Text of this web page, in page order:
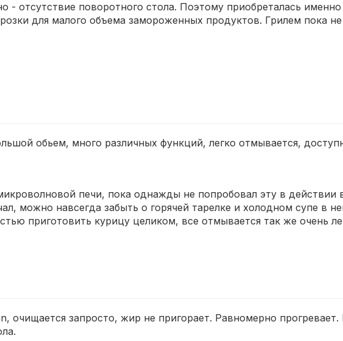
- отсутствие поворотного стола. Поэтому приобреталась
для малого объема замороженных продуктов. Грилем пока
обьем, много различных функций, легко отмывается,
печи, пока однажды не попробовал эту в действии в
можно навсегда забыть о горячей тарелке и холодном супе в
приготовить курицу целиком, все отмывается так же очень
очищается запросто, жир не пригорает. Равномерно